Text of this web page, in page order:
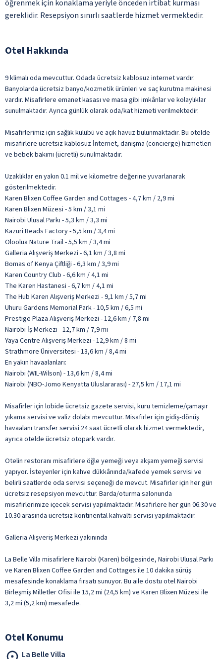
öğrenmek için konaklama yeriyle önceden irtibat kurması
gereklidir. Resepsiyon sınırlı saatlerde hizmet vermektedir.
Otel Hakkında
9 klimalı oda mevcuttur. Odada ücretsiz kablosuz internet vardır.
Banyolarda ücretsiz banyo/kozmetik ürünleri ve saç kurutma makinesi
vardır. Misafirlere emanet kasası ve masa gibi imkânlar ve kolaylıklar
sunulmaktadır. Ayrıca günlük olarak oda/kat hizmeti verilmektedir.
Misafirlerimiz için sağlık kulübü ve açık havuz bulunmaktadır. Bu otelde
misafirlere ücretsiz kablosuz İnternet, danışma (concierge) hizmetleri
ve bebek bakımı (ücretli) sunulmaktadır.
Uzaklıklar en yakın 0.1 mil ve kilometre değerine yuvarlanarak
gösterilmektedir.
Karen Blixen Coffee Garden and Cottages - 4,7 km / 2,9 mi
Karen Blixen Müzesi - 5 km / 3,1 mi
Nairobi Ulusal Parkı - 5,3 km / 3,3 mi
Kazuri Beads Factory - 5,5 km / 3,4 mi
Oloolua Nature Trail - 5,5 km / 3,4 mi
Galleria Alışveriş Merkezi - 6,1 km / 3,8 mi
Bomas of Kenya Çiftliği - 6,3 km / 3,9 mi
Karen Country Club - 6,6 km / 4,1 mi
The Karen Hastanesi - 6,7 km / 4,1 mi
The Hub Karen Alışveriş Merkezi - 9,1 km / 5,7 mi
Uhuru Gardens Memorial Park - 10,5 km / 6,5 mi
Prestige Plaza Alışveriş Merkezi - 12,6 km / 7,8 mi
Nairobi İş Merkezi - 12,7 km / 7,9 mi
Yaya Centre Alışveriş Merkezi - 12,9 km / 8 mi
Strathmore Üniversitesi - 13,6 km / 8,4 mi
En yakın havaalanları:
Nairobi (WIL-Wilson) - 13,6 km / 8,4 mi
Nairobi (NBO-Jomo Kenyatta Uluslararası) - 27,5 km / 17,1 mi
Misafirler için lobide ücretsiz gazete servisi, kuru temizleme/çamaşır
yıkama servisi ve valiz dolabı mevcuttur. Misafirler için gidiş-dönüş
havaalanı transfer servisi 24 saat ücretli olarak hizmet vermektedir,
ayrıca otelde ücretsiz otopark vardır.
Otelin restoranı misafirlere öğle yemeği veya akşam yemeği servisi
yapıyor. İsteyenler için kahve dükkânında/kafede yemek servisi ve
belirli saatlerde oda servisi seçeneği de mevcut. Misafirler için her gün
ücretsiz resepsiyon mevcuttur. Barda/oturma salonunda
misafirlerimize içecek servisi yapılmaktadır. Misafirlere her gün 06.30 ve
10.30 arasında ücretsiz kontinental kahvaltı servisi yapılmaktadır.
Galleria Alışveriş Merkezi yakınında
La Belle Villa misafirlere Nairobi (Karen) bölgesinde, Nairobi Ulusal Parkı
ve Karen Blixen Coffee Garden and Cottages ile 10 dakika sürüş
mesafesinde konaklama fırsatı sunuyor. Bu aile dostu otel Nairobi
Birleşmiş Milletler Ofisi ile 15,2 mi (24,5 km) ve Karen Blixen Müzesi ile
3,2 mi (5,2 km) mesafede.
Otel Konumu
La Belle Villa